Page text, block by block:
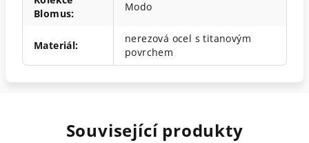
Blomus:
Modo
Materiál:
nerezová ocel s titanovým
povrchem
Související produkty